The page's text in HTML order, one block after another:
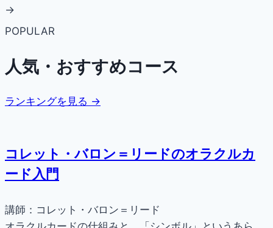
→
POPULAR
人気・おすすめコース
ランキングを見る →
コレット・バロン＝リードのオラクルカ
ード入門
講師：コレット・バロン＝リード